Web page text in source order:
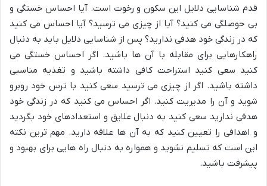
قدم شناسایی دلایل این سکون و رخوت است. آیا احساس خستگی و
بی حوصلگی می کنید؟ آیا از چیزی می ترسید؟ آیا احساس می کنید
که در زندگی خود هدفی ندارید؟ پس از شناسایی دلایل باید به دنبال
راهکارهایی برای مقابله با آن ها باشید. اگر احساس خستگی می
کنید سعی کنید استراحت کافی داشته باشید و تغذیه مناسبی
داشته باشید. اگر از چیزی می ترسید سعی کنید با ترس خود روبرو
شوید و آن را مدیریت کنید. اگر احساس می کنید که در زندگی خود
هدفی ندارید سعی کنید به دنبال علایق و استعدادهای خود بگردید
و اهدافی را تعیین کنید که به آن ها علاقه دارید. مهم ترین نکته
این است که تسلیم نشوید و همواره به دنبال راه هایی برای بهبود و
پیشرفت باشید.